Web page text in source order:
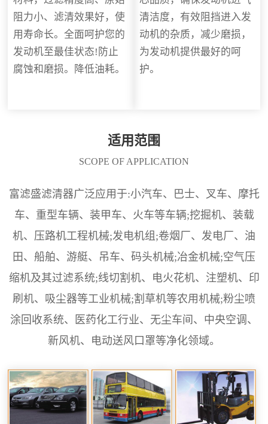
阻力小、滤清效果好，使
用寿命长。全面呵护您的
发动机至最佳状态!防止
腐蚀和磨损。降低油耗。
清洁度，有效阻挡进入发
动机的杂质，减少磨损，
为发动机提供最好的呵
护。
适用范围
SCOPE OF APPLICATION
富滤盛滤清器广泛应用于:小汽车、巴士、叉车、摩托
车、重型车辆、装甲车、火车等车辆;挖掘机、装载
机、压路机工程机械;发电机组;卷烟厂、发电厂、油
田、船舶、游艇、吊车、码头机械;冶金机械;空气压
缩机及其过滤系统;线切割机、电火花机、注塑机、印
刷机、吸尘器等工业机械;割草机等农用机械;粉尘喷
涂回收系统、医药化工行业、无尘车间、中央空调、
新风机、电动送风口罩等净化领域。